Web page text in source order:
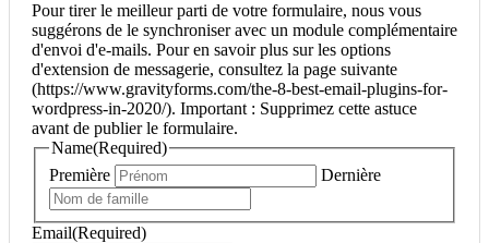
Pour tirer le meilleur parti de votre formulaire, nous vous
suggérons de le synchroniser avec un module complémentaire
d'envoi d'e-mails. Pour en savoir plus sur les options
d'extension de messagerie, consultez la page suivante
(https://www.gravityforms.com/the-8-best-email-plugins-for-
wordpress-in-2020/). Important : Supprimez cette astuce
avant de publier le formulaire.
Name(Required)
Première
Dernière
Email(Required)